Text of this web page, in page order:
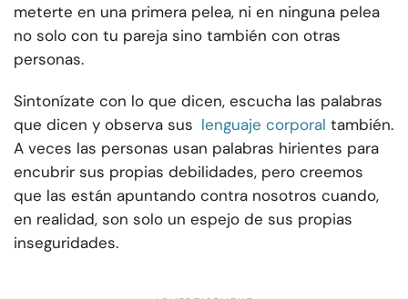
meterte en una primera pelea, ni en ninguna pelea
no solo con tu pareja sino también con otras
personas.
Sintonízate con lo que dicen, escucha las palabras
que dicen y observa sus lenguaje corporal también.
A veces las personas usan palabras hirientes para
encubrir sus propias debilidades, pero creemos
que las están apuntando contra nosotros cuando,
en realidad, son solo un espejo de sus propias
inseguridades.